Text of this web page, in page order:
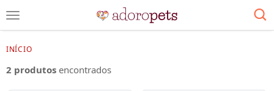
INÍCIO
2 produtos encontrados